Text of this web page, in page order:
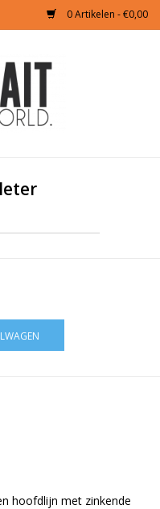
0 Artikelen - €0,00
hoofdlijn met zinkende